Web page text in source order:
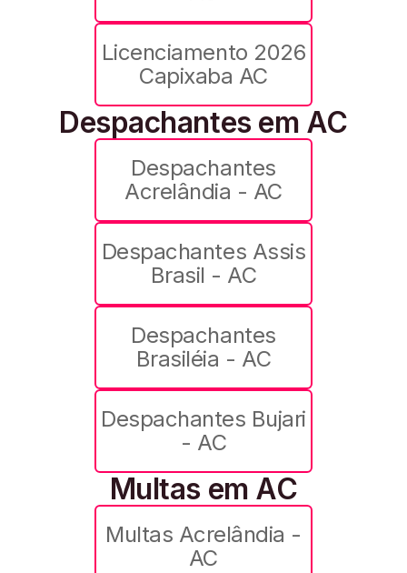
Licenciamento 2026
Capixaba AC
Despachantes em AC
Despachantes
Acrelândia - AC
Despachantes Assis
Brasil - AC
Despachantes
Brasiléia - AC
Despachantes Bujari
- AC
Multas em AC
Multas Acrelândia -
AC